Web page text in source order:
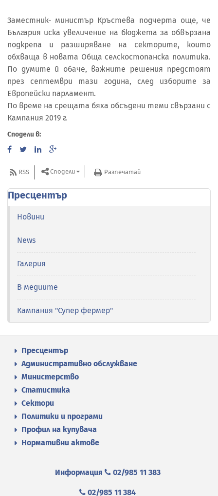
Заместник- министър Кръстева подчерта още, че
България иска увеличение на бюджета за обвързана
подкрепа и разширяване на секторите, които
обхваща в новата Обща селскостопанска политика.
По думите й обаче, важните решения предстоят
през септември тази година, след изборите за
Европейски парламент.
По време на срещата бяха обсъдени теми свързани с
Кампания 2019 г.
Сподели в:
RSS Сподели Разпечатай
Пресцентър
Новини
News
Галерия
В медиите
Кампания "Супер фермер"
Пресцентър
Административно обслужване
Министерство
Статистика
Сектори
Политики и програми
Профил на купувача
Нормативни актове
Информация 02/985 11 383
02/985 11 384